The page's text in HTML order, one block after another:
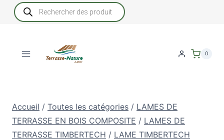
Recherche
de
produits
0
Accueil / Toutes les catégories / LAMES DE
TERRASSE EN BOIS COMPOSITE / LAMES DE
TERRASSE TIMBERTECH / LAME TIMBERTECH